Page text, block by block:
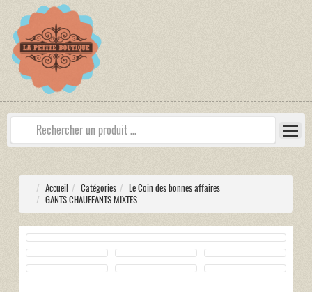
Accueil Catégories
Le Coin des bonnes affaires
GANTS CHAUFFANTS MIXTES